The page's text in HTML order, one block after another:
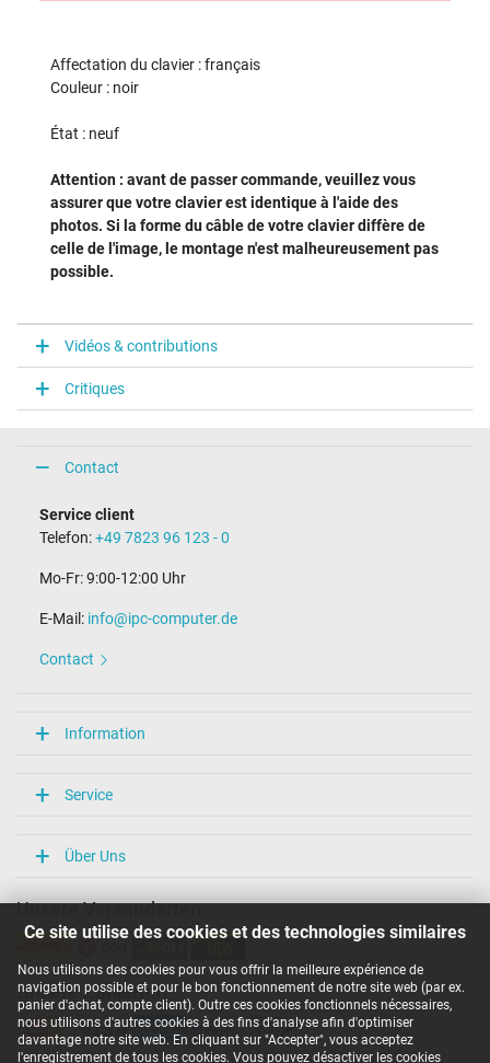
Ce site utilise des cookies et des technologies similaires
Nous utilisons des cookies pour vous offrir la meilleure expérience de
navigation possible et pour le bon fonctionnement de notre site web (par ex.
panier d'achat, compte client). Outre ces cookies fonctionnels nécessaires,
nous utilisons d'autres cookies à des fins d'analyse afin d'optimiser
davantage notre site web. En cliquant sur "Accepter", vous acceptez
l'enregistrement de tous les cookies. Vous pouvez désactiver les cookies
Affectation du clavier : français
Couleur : noir
État : neuf
Attention : avant de passer commande, veuillez vous
assurer que votre clavier est identique à l'aide des
photos. Si la forme du câble de votre clavier diffère de
celle de l'image, le montage n'est malheureusement pas
possible.
Vidéos & contributions
Critiques
Contact
Service client
Telefon:+49 7823 96 123 - 0
Mo-Fr: 9:00-12:00 Uhr
E-Mail: info@ipc-computer.de
Contact
Information
Service
Über Uns
Unsere Versandarten
Unsere Zahlarten